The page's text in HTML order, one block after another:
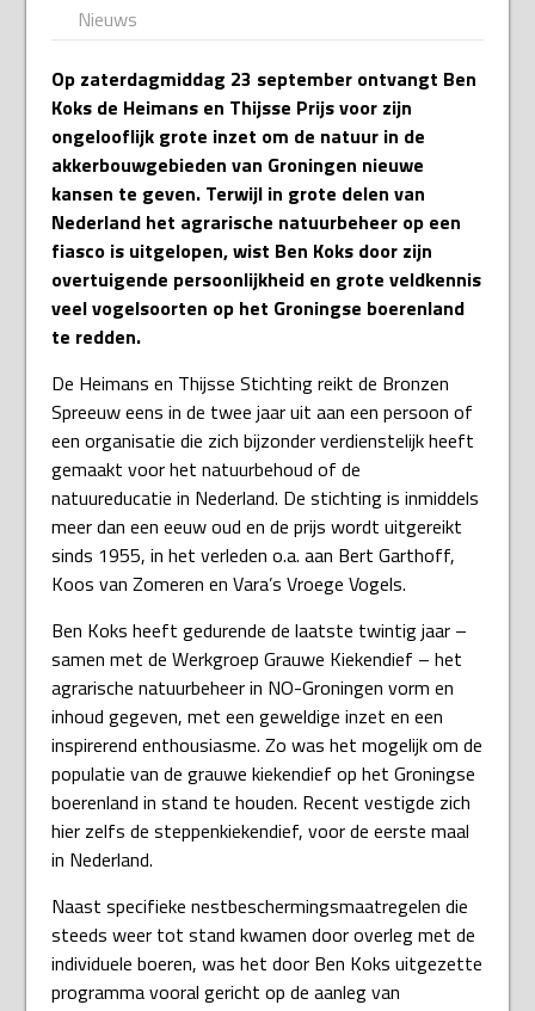
Nieuws
Op zaterdagmiddag 23 september ontvangt Ben
Koks de Heimans en Thijsse Prijs voor zijn
ongelooflijk grote inzet om de natuur in de
akkerbouwgebieden van Groningen nieuwe
kansen te geven. Terwijl in grote delen van
Nederland het agrarische natuurbeheer op een
fiasco is uitgelopen, wist Ben Koks door zijn
overtuigende persoonlijkheid en grote veldkennis
veel vogelsoorten op het Groningse boerenland
te redden.
De Heimans en Thijsse Stichting reikt de Bronzen
Spreeuw eens in de twee jaar uit aan een persoon of
een organisatie die zich bijzonder verdienstelijk heeft
gemaakt voor het natuurbehoud of de
natuureducatie in Nederland. De stichting is inmiddels
meer dan een eeuw oud en de prijs wordt uitgereikt
sinds 1955, in het verleden o.a. aan Bert Garthoff,
Koos van Zomeren en Vara’s Vroege Vogels.
Ben Koks heeft gedurende de laatste twintig jaar –
samen met de Werkgroep Grauwe Kiekendief – het
agrarische natuurbeheer in NO-Groningen vorm en
inhoud gegeven, met een geweldige inzet en een
inspirerend enthousiasme. Zo was het mogelijk om de
populatie van de grauwe kiekendief op het Groningse
boerenland in stand te houden. Recent vestigde zich
hier zelfs de steppenkiekendief, voor de eerste maal
in Nederland.
Naast specifieke nestbeschermingsmaatregelen die
steeds weer tot stand kwamen door overleg met de
individuele boeren, was het door Ben Koks uitgezette
programma vooral gericht op de aanleg van